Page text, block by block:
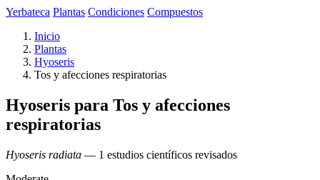
Yerbateca Plantas Condiciones Compuestos
Inicio
Plantas
Hyoseris
Tos y afecciones respiratorias
Hyoseris para Tos y afecciones
respiratorias
Hyoseris radiata — 1 estudios científicos revisados